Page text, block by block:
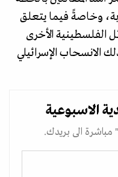
وخاصةً فيما يتعلق
الأخرى
الانسحاب الإسرائيلي
الاسبوعية
الى بريدك.